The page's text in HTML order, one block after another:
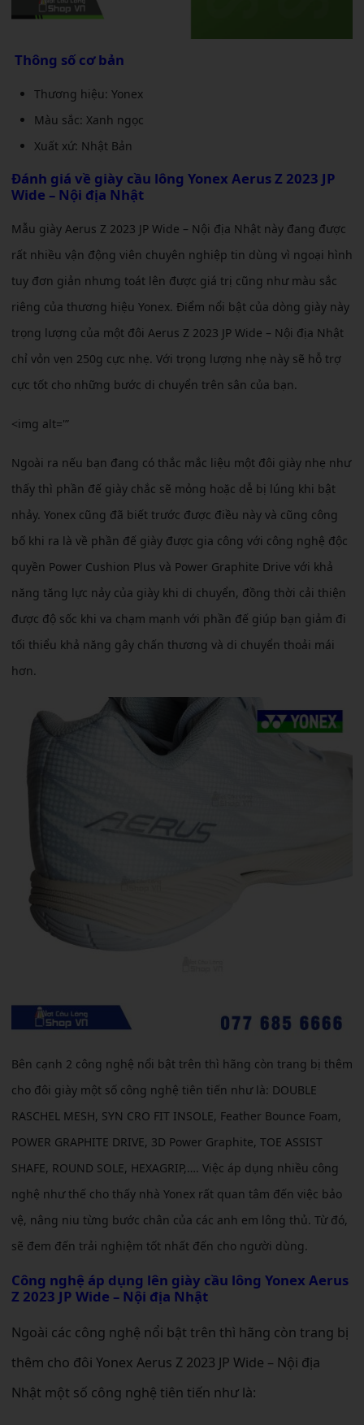
Thông số cơ bản
Thương hiệu: Yonex
Màu sắc: Xanh ngọc
Xuất xứ: Nhật Bản
Đánh giá về giày cầu lông Yonex Aerus Z 2023 JP
Wide – Nội địa Nhật
Mẫu giày Aerus Z 2023 JP Wide – Nội địa Nhật này đang được
rất nhiều vận động viên chuyên nghiệp tin dùng vì ngoại hình
tuy đơn giản nhưng toát lên được giá trị cũng như màu sắc
riêng của thương hiệu Yonex. Điểm nổi bật của dòng giày này
trọng lượng của một đôi Aerus Z 2023 JP Wide – Nội địa Nhật
chỉ vỏn vẹn 250g cực nhẹ. Với trọng lượng nhẹ này sẽ hỗ trợ
cực tốt cho những bước di chuyển trên sân của bạn.
<img alt='”
Ngoài ra nếu bạn đang có thắc mắc liệu một đôi giày nhẹ như
thấy thì phần đế giày chắc sẽ mỏng hoặc dễ bị lúng khi bật
nhảy. Yonex cũng đã biết trước được điều này và cũng công
bố khi ra là về phần đế giày được gia công với công nghệ độc
quyền Power Cushion Plus và Power Graphite Drive với khả
năng tăng lực nảy của giày khi di chuyển, đồng thời cải thiện
được độ sốc khi va chạm mạnh với phần đế giúp bạn giảm đi
tối thiểu khả năng gây chấn thương và di chuyển thoải mái
hơn.
Bên cạnh 2 công nghệ nổi bật trên thì hãng còn trang bị thêm
cho đôi giày một số công nghệ tiên tiến như là: DOUBLE
RASCHEL MESH, SYN CRO FIT INSOLE, Feather Bounce Foam,
POWER GRAPHITE DRIVE, 3D Power Graphite, TOE ASSIST
SHAFE, ROUND SOLE, HEXAGRIP,…. Việc áp dụng nhiều công
nghệ như thế cho thấy nhà Yonex rất quan tâm đến việc bảo
vệ, nâng niu từng bước chân của các anh em lông thủ. Từ đó,
sẽ đem đến trải nghiệm tốt nhất đến cho người dùng.
Công nghệ áp dụng lên giày cầu lông Yonex Aerus
Z 2023 JP Wide – Nội địa Nhật
Ngoài các công nghệ nổi bật trên thì hãng còn trang bị
thêm cho đôi Yonex Aerus Z 2023 JP Wide – Nội địa
Nhật một số công nghệ tiên tiến như là: